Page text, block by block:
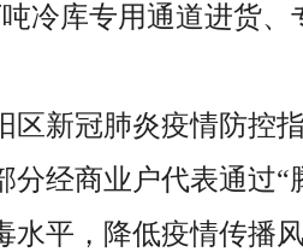
冷库专用通道进货
区新冠肺炎疫情防控
分经商业户代表通过
平，降低疫情传播风